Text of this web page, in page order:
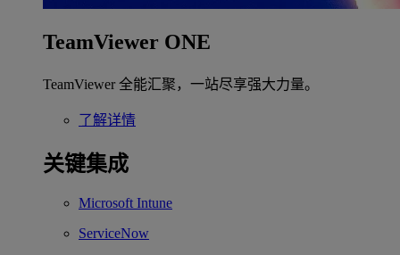
TeamViewer ONE
TeamViewer 全能汇聚，一站尽享强大力量。
了解详情
关键集成
Microsoft Intune
ServiceNow